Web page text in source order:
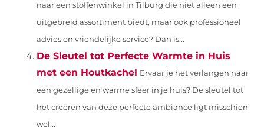
naar een stoffenwinkel in Tilburg die niet alleen een
uitgebreid assortiment biedt, maar ook professioneel
advies en vriendelijke service? Dan is...
De Sleutel tot Perfecte Warmte in Huis
met een Houtkachel Ervaar je het verlangen naar
een gezellige en warme sfeer in je huis? De sleutel tot
het creëren van deze perfecte ambiance ligt misschien
wel...